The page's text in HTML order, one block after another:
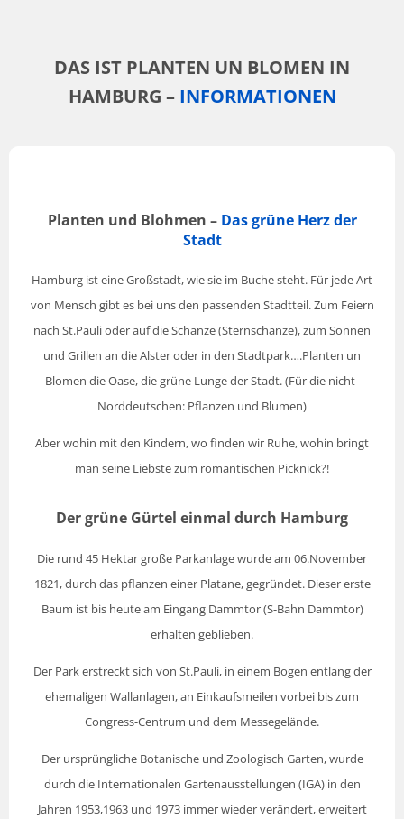
DAS IST PLANTEN UN BLOMEN IN
HAMBURG – INFORMATIONEN
Planten und Blohmen – Das grüne Herz der
Stadt
Hamburg ist eine Großstadt, wie sie im Buche steht. Für jede Art
von Mensch gibt es bei uns den passenden Stadtteil. Zum Feiern
nach St.Pauli oder auf die Schanze (Sternschanze), zum Sonnen
und Grillen an die Alster oder in den Stadtpark….Planten un
Blomen die Oase, die grüne Lunge der Stadt. (Für die nicht-
Norddeutschen: Pflanzen und Blumen)
Aber wohin mit den Kindern, wo finden wir Ruhe, wohin bringt
man seine Liebste zum romantischen Picknick?!
Der grüne Gürtel einmal durch Hamburg
Die rund 45 Hektar große Parkanlage wurde am 06.November
1821, durch das pflanzen einer Platane, gegründet. Dieser erste
Baum ist bis heute am Eingang Dammtor (S-Bahn Dammtor)
erhalten geblieben.
Der Park erstreckt sich von St.Pauli, in einem Bogen entlang der
ehemaligen Wallanlagen, an Einkaufsmeilen vorbei bis zum
Congress-Centrum und dem Messegelände.
Der ursprüngliche Botanische und Zoologisch Garten, wurde
durch die Internationalen Gartenausstellungen (IGA) in den
Jahren 1953,1963 und 1973 immer wieder verändert, erweitert